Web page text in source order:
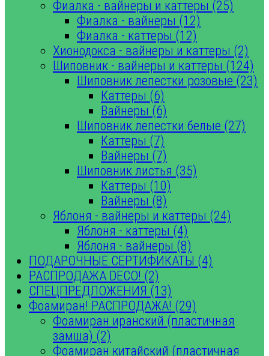
Фиалка - вайнеры и каттеры (25)
Фиалка - вайнеры (12)
Фиалка - каттеры (12)
Хионодокса - вайнеры и каттеры (2)
Шиповник - вайнеры и каттеры (124)
Шиповник лепестки розовые (23)
Каттеры (6)
Вайнеры (6)
Шиповник лепестки белые (27)
Каттеры (7)
Вайнеры (7)
Шиповник листья (35)
Каттеры (10)
Вайнеры (8)
Яблоня - вайнеры и каттеры (24)
Яблоня - каттеры (4)
Яблоня - вайнеры (8)
ПОДАРОЧНЫЕ СЕРТИФИКАТЫ (4)
РАСПРОДАЖА DECO! (2)
СПЕЦПРЕДЛОЖЕНИЯ (13)
Фоамиран! РАСПРОДАЖА! (29)
Фоамиран иранский (пластичная
замша) (2)
Фоамиран китайский (пластичная